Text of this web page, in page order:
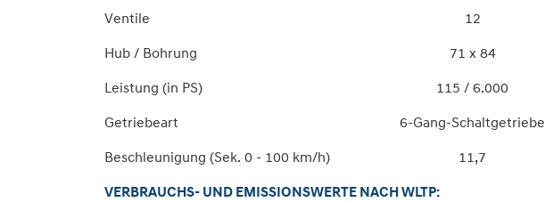
Ventile
12
Hub / Bohrung
71 x 84
Leistung (in PS)
115 / 6.000
Getriebeart
6-Gang-Schaltgetriebe
Beschleunigung (Sek. 0 - 100 km/h)
11,7
VERBRAUCHS- UND EMISSIONSWERTE NACH WLTP: